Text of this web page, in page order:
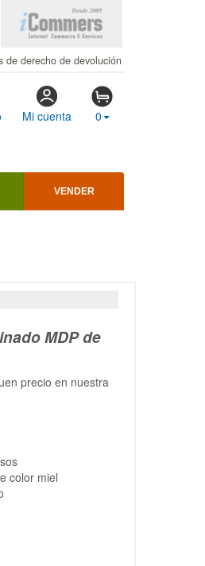
de derecho de devolución
Mi cuenta 0
VENDER
MDP de
precio en nuestra
color miel